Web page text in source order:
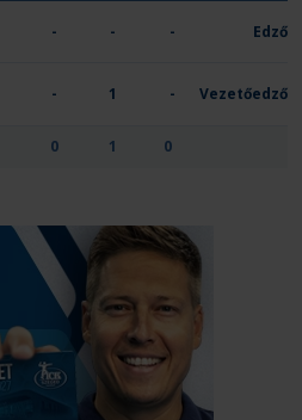
- - - Edző
- 1 - Vezetőedző
0 1 0